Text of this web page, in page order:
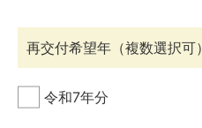
再交付希望年 （複数選択可）
令和7年分